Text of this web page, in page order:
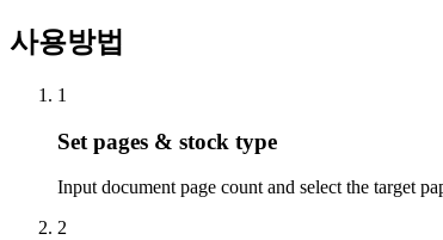
사용방법
1
Set pages & stock type
Input document page count and select the target
2